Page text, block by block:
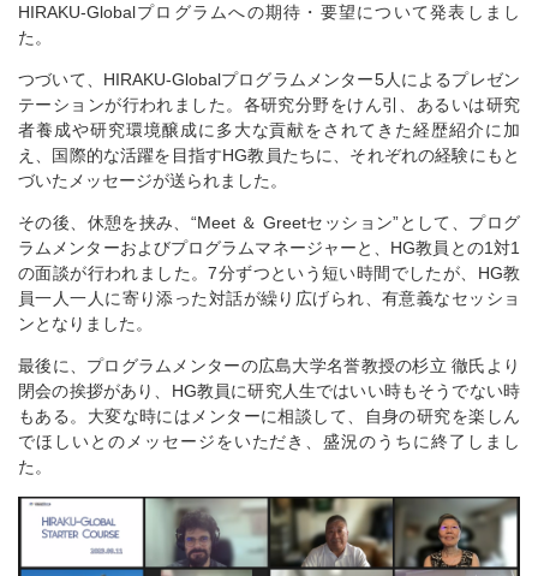
HIRAKU-Globalプログラムへの期待・要望について発表しまし
た。
つづいて、HIRAKU-Globalプログラムメンター5人によるプレゼン
テーションが行われました。各研究分野をけん引、あるいは研究
者養成や研究環境醸成に多大な貢献をされてきた経歴紹介に加
え、国際的な活躍を目指すHG教員たちに、それぞれの経験にもと
づいたメッセージが送られました。
その後、休憩を挟み、“Meet ＆ Greetセッション”として、プログ
ラムメンターおよびプログラムマネージャーと、HG教員との1対1
の面談が行われました。7分ずつという短い時間でしたが、HG教
員一人一人に寄り添った対話が繰り広げられ、有意義なセッショ
ンとなりました。
最後に、プログラムメンターの広島大学名誉教授の杉立 徹氏より
閉会の挨拶があり、HG教員に研究人生ではいい時もそうでない時
もある。大変な時にはメンターに相談して、自身の研究を楽しん
でほしいとのメッセージをいただき、盛況のうちに終了しまし
た。